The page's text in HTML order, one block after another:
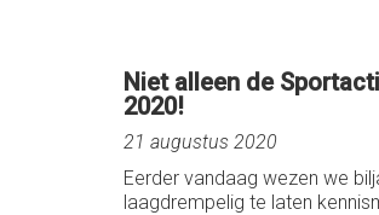
Niet alleen de
2020!
21 augustus 2020
Eerder vandaag wezen we
laagdrempelig te laten